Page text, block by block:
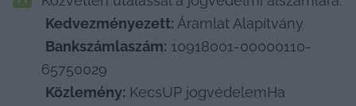
Kedvezményezett: Áramlat Alapítvány
Bankszámlaszám: 10918001-00000110-
65750029
Közlemény: KecsUP jogvédelemHa